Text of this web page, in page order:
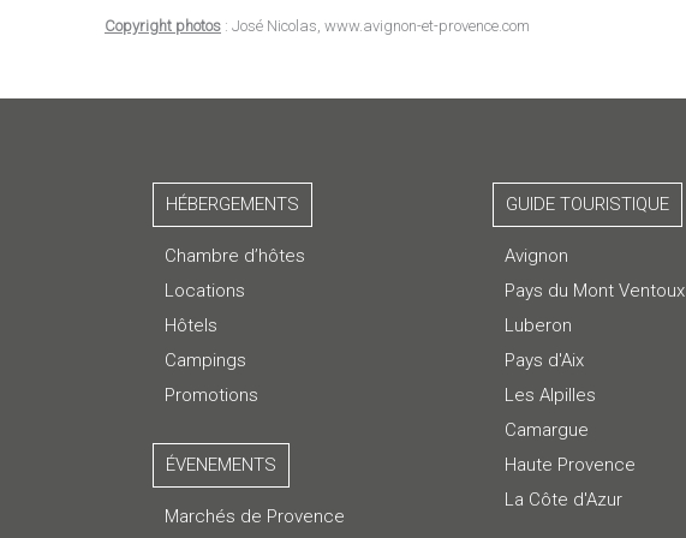
Copyright photos : José Nicolas, www.avignon-et-provence.com
HÉBERGEMENTS
Chambre d’hôtes
Locations
Hôtels
Campings
Promotions
ÉVENEMENTS
Marchés de Provence
GUIDE TOURISTIQUE
Avignon
Pays du Mont Ventoux
Luberon
Pays d'Aix
Les Alpilles
Camargue
Haute Provence
La Côte d'Azur